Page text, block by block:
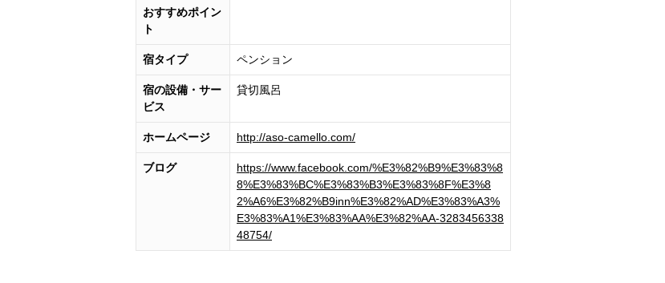
おすすめポイン
ト
宿タイプ ペンション
宿の設備・サー
ビス
貸切風呂
ホームページ http://aso-camello.com/
ブログ
https://www.facebook.com/%E3%82%B9%E3%83%8
8%E3%83%BC%E3%83%B3%E3%83%8F%E3%8
2%A6%E3%82%B9inn%E3%82%AD%E3%83%A3%
E3%83%A1%E3%83%AA%E3%82%AA-3283456338
48754/